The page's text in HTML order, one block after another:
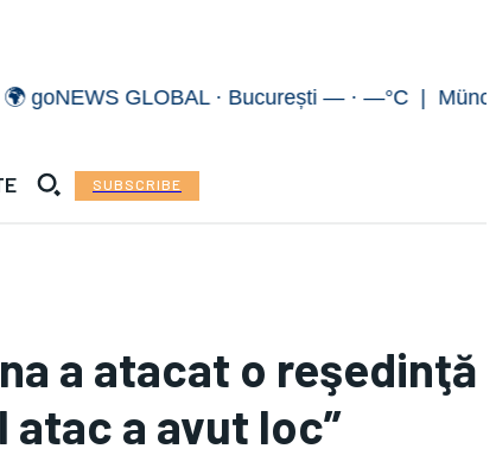
GLOBAL · București — · —°C |
SUBSCRIBE
a atacat o reşedinţă
atac a avut loc”